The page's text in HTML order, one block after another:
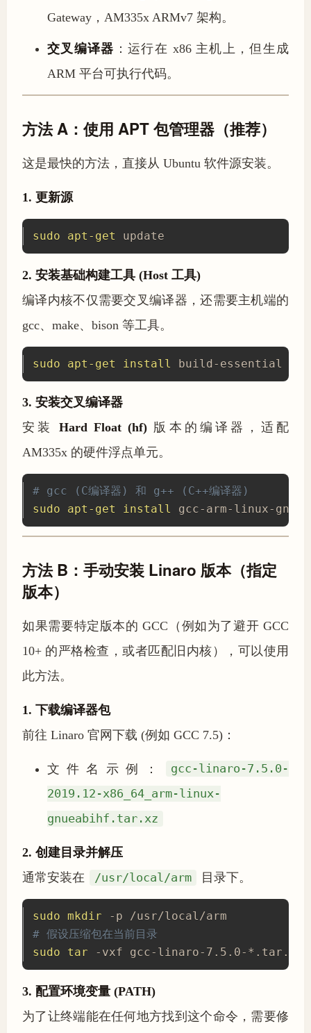
Gateway，AM335x ARMv7 架构。
交叉编译器 ：运行在 x86 主机上，但生成
ARM 平台可执行代码。
方法 A：使用 APT 包管理器（推荐）
这是最快的方法，直接从 Ubuntu 软件源安装。
1. 更新源
sudo apt-get update
2. 安装基础构建工具 (Host 工具)
编译内核不仅需要交叉编译器，还需要主机端的
gcc、make、bison 等工具。
sudo apt-get install build-essential
3. 安装交叉编译器
安装Hard Float (hf) 版本的编译器，适配
AM335x 的硬件浮点单元。
# gcc (C编译器) 和 g++ (C++编译器)
sudo
apt-get install gcc-arm-linux-
方法 B：手动安装 Linaro 版本（指定
版本）
如果需要特定版本的 GCC（例如为了避开 GCC
10+ 的严格检查，或者匹配旧内核），可以使用
此方法。
1. 下载编译器包
前往 Linaro 官网下载 (例如 GCC 7.5)：
文件名示例：
gcc-linaro-7.5.0-
2019.12-x86_64_arm-linux-
gnueabihf.tar.xz
2. 创建目录并解压
通常安装在
/usr/local/arm 目录下。
sudo mkdir
# 假设压缩包在当前目录
sudo
tar -vxf gcc-linaro-7.5.0-*.tar.xz
3. 配置环境变量 (PATH)
为了让终端能在任何地方找到这个命令，需要修